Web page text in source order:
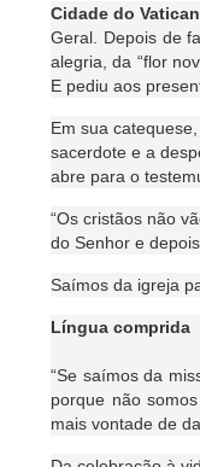
Cidade do
Geral. Depois de
alegria, da “flor
E pediu aos
Em sua
sacerdote e a
abre para o
“Os cristãos não
do Senhor e
Saímos da igreja
Língua comprida
“Se saímos da
porque não
mais vontade de